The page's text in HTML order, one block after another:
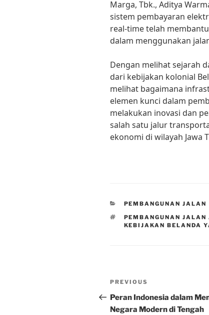
Marga, Tbk., Aditya
sistem pembayaran
real-time telah
dalam menggunakan
Dengan melihat sejarah
dari kebijakan kolonial
melihat bagaimana
elemen kunci dalam
melakukan inovasi dan
salah satu jalur
ekonomi di wilayah Jawa
CATEGORIES
PEMBANGUNAN JALAN
TAGS
PEMBANGUNAN
KEBIJAKAN BELANDA
Post
navigation
Previous
Post
PREVIOUS
Peran Indonesia dalam
Negara Modern di Tengah